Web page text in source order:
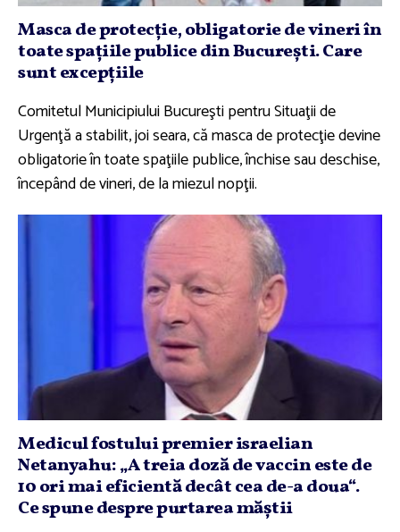
Masca de protecţie, obligatorie de vineri în
toate spaţiile publice din Bucureşti. Care
sunt excepţiile
Comitetul Municipiului Bucureşti pentru Situaţii de
Urgenţă a stabilit, joi seara, că masca de protecţie devine
obligatorie în toate spaţiile publice, închise sau deschise,
începând de vineri, de la miezul nopţii.
Medicul fostului premier israelian
Netanyahu: „A treia doză de vaccin este de
10 ori mai eficientă decât cea de-a doua“.
Ce spune despre purtarea măştii